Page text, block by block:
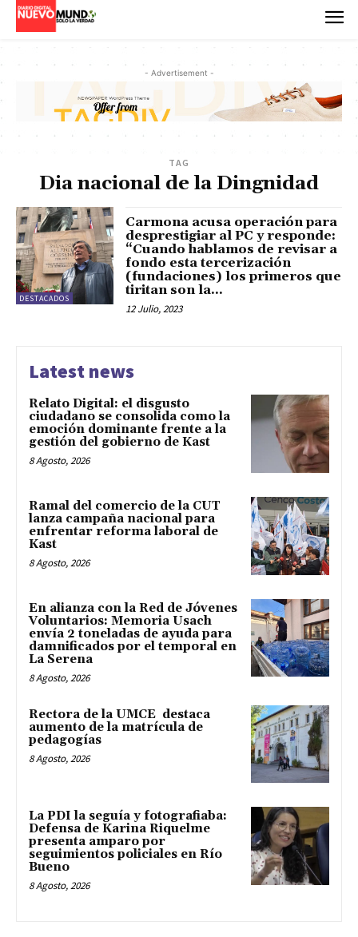
- Advertisement -
TAG
Dia nacional de la Dingnidad
DESTACADOS
Carmona acusa operación para
desprestigiar al PC y responde:
“Cuando hablamos de revisar a
fondo esta tercerización
(fundaciones) los primeros que
tiritan son la...
12 Julio, 2023
Latest news
Relato Digital: el disgusto
ciudadano se consolida como la
emoción dominante frente a la
gestión del gobierno de Kast
8 Agosto, 2026
Ramal del comercio de la CUT
lanza campaña nacional para
enfrentar reforma laboral de
Kast
8 Agosto, 2026
En alianza con la Red de Jóvenes
Voluntarios: Memoria Usach
envía 2 toneladas de ayuda para
damnificados por el temporal en
La Serena
8 Agosto, 2026
Rectora de la UMCE destaca
aumento de la matrícula de
pedagogías
8 Agosto, 2026
La PDI la seguía y fotografiaba:
Defensa de Karina Riquelme
presenta amparo por
seguimientos policiales en Río
Bueno
8 Agosto, 2026